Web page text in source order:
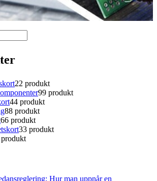
22 produkt
99 produkt
44 produkt
88 produkt
66 produkt
33 produkt
produkt
Hur man uppnår en